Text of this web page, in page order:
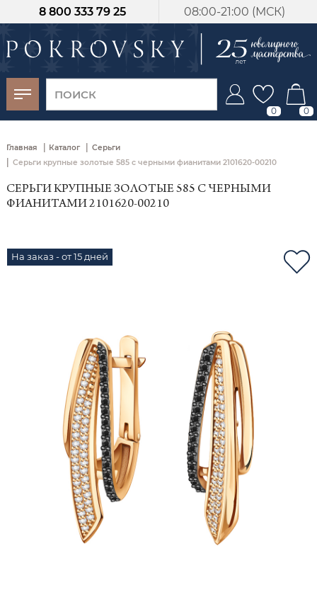
08:00-21:00 (МСК)
8 800 333 79 25
0 0
Главная | Каталог | Серьги
| Серьги крупные золотые 585 с черными фианитами 2101620-00210
СЕРЬГИ КРУПНЫЕ ЗОЛОТЫЕ 585 С ЧЕРНЫМИ
ФИАНИТАМИ 2101620-00210
На заказ - от 15 дней
-30%
от 15 дней с
момента оплаты